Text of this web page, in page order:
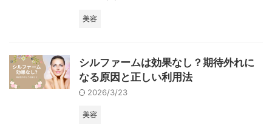
美容
シルファームは効果なし？期待外れに
なる原因と正しい利用法
2026/3/23
美容